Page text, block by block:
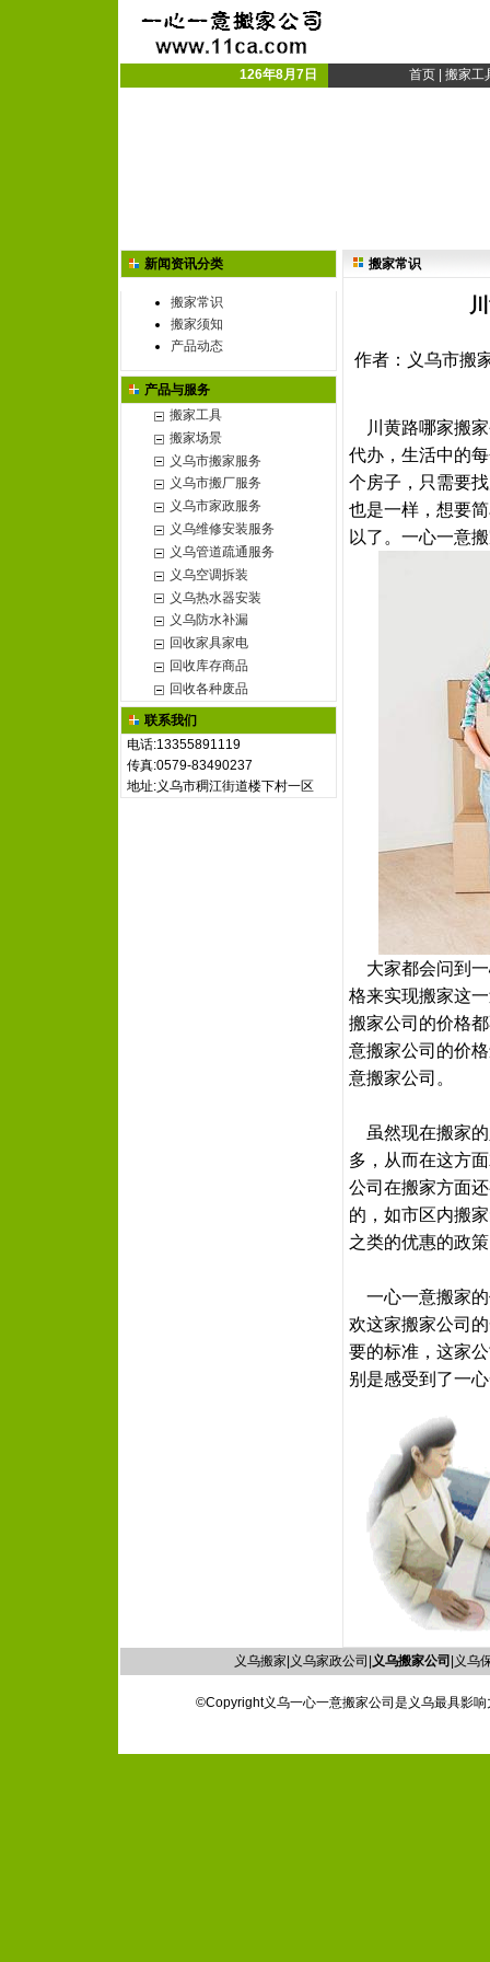
126年8月7日 首页| 搬家工
新闻资讯分类
搬家常识
搬家须知
产品动态
产品与服务
搬家工具
搬家场景
义乌市搬家服务
义乌市搬厂服务
义乌市家政服务
义乌维修安装服务
义乌管道疏通服务
义乌空调拆装
义乌热水器安装
义乌防水补漏
回收家具家电
回收库存商品
回收各种废品
联系我们
电话:13355891119
传真:0579-83490237
地址:义乌市稠江街道楼下村一区
搬家常识
作者：义乌市搬
川黄路哪家搬家
代办，生活中的
个房子，只需要
也是一样，想要
以了。一心一意
大家都会问到一
格来实现搬家这
搬家公司的价格
意搬家公司的价
意搬家公司。
虽然现在搬家的
多，从而在这方
公司在搬家方面
的，如市区内搬
之类的优惠的政
一心一意搬家的
欢这家搬家公司
要的标准，这家
别是感受到了一
义乌搬家|义乌家政公司| 义乌搬家公司 |义乌
©Copyright义乌一心一意搬家公司是义乌最具影响